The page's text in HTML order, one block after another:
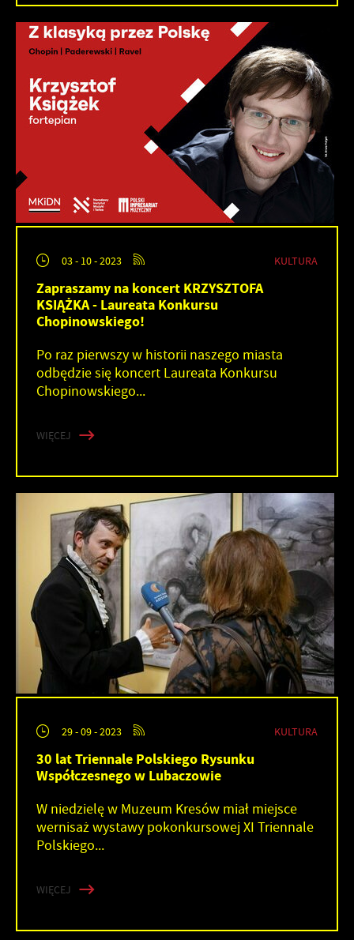
03 - 10 - 2023 KULTURA
Zapraszamy na koncert KRZYSZTOFA
KSIĄŻKA - Laureata Konkursu
Chopinowskiego!
Po raz pierwszy w historii naszego miasta
odbędzie się koncert Laureata Konkursu
Chopinowskiego...
WIĘCEJ
29 - 09 - 2023 KULTURA
30 lat Triennale Polskiego Rysunku
Współczesnego w Lubaczowie
W niedzielę w Muzeum Kresów miał miejsce
wernisaż wystawy pokonkursowej XI Triennale
Polskiego...
WIĘCEJ